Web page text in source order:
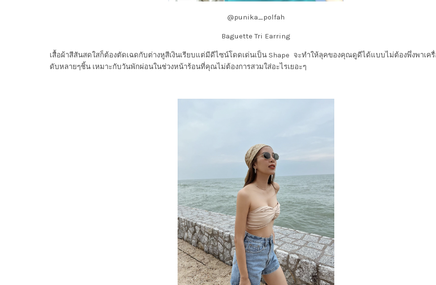
@punika_polfah
Baguette Tri Earring
เสื้อผ้าสีสันสดใสก็ต้องตัดเฉดกับต่างหูสีเงินเรียบแต่มีดีไซน์โดดเด่นเป็น Shape จะทำให้ลุคของคุณดูดีได้แบบไม่ต้องพึ่งพาเครื่
ดับหลายๆชิ้น เหมาะกับวันพักผ่อนในช่วงหน้าร้อนที่คุณไม่ต้องการสวมใส่อะไรเยอะๆ